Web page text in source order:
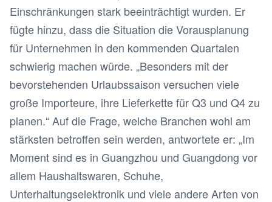
Einschränkungen stark beeinträchtigt wurden. Er
fügte hinzu, dass die Situation die Vorausplanung
für Unternehmen in den kommenden Quartalen
schwierig machen würde. „Besonders mit der
bevorstehenden Urlaubssaison versuchen viele
große Importeure, ihre Lieferkette für Q3 und Q4 zu
planen.“ Auf die Frage, welche Branchen wohl am
stärksten betroffen sein werden, antwortete er: „Im
Moment sind es in Guangzhou und Guangdong vor
allem Haushaltswaren, Schuhe,
Unterhaltungselektronik und viele andere Arten von